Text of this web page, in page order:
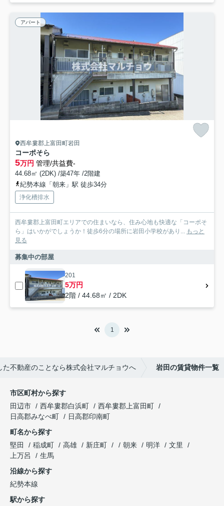
アパート
西牟婁郡上富田町岩田
コーポそら
5万円 管理/共益費-
44.68㎡ (2DK) /築47年 /2階建
紀勢本線「朝来」駅 徒歩34分
浄化槽排水
西牟婁郡上富田町エリアでの住まいなら、住み心地も快適な「コーポそ
ら」はいかがでしょうか！徒歩6分の場所に岩田小学校があり... もっと
見る
募集中の部屋
201
5万円
2階 / 44.68㎡ / 2DK
1
た不動産のことなら株式会社マルチョウへ 岩田の賃貸物件一覧
市区町村から探す
田辺市
西牟婁郡白浜町
西牟婁郡上富田町
日高郡みなべ町
日高郡印南町
町名から探す
堅田
稲成町 高雄 新庄町 朝来 明洋
文里
上万呂
生馬
沿線から探す
紀勢本線
駅から探す